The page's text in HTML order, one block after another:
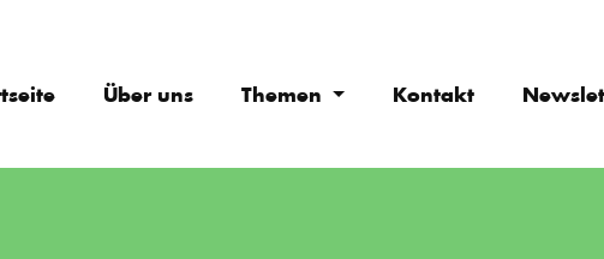
Über uns Themen Kontakt